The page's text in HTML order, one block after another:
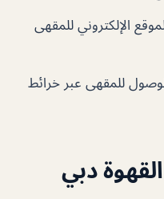
الإلكتروني للمقهى
للمقهى عبر خرائط
دبي